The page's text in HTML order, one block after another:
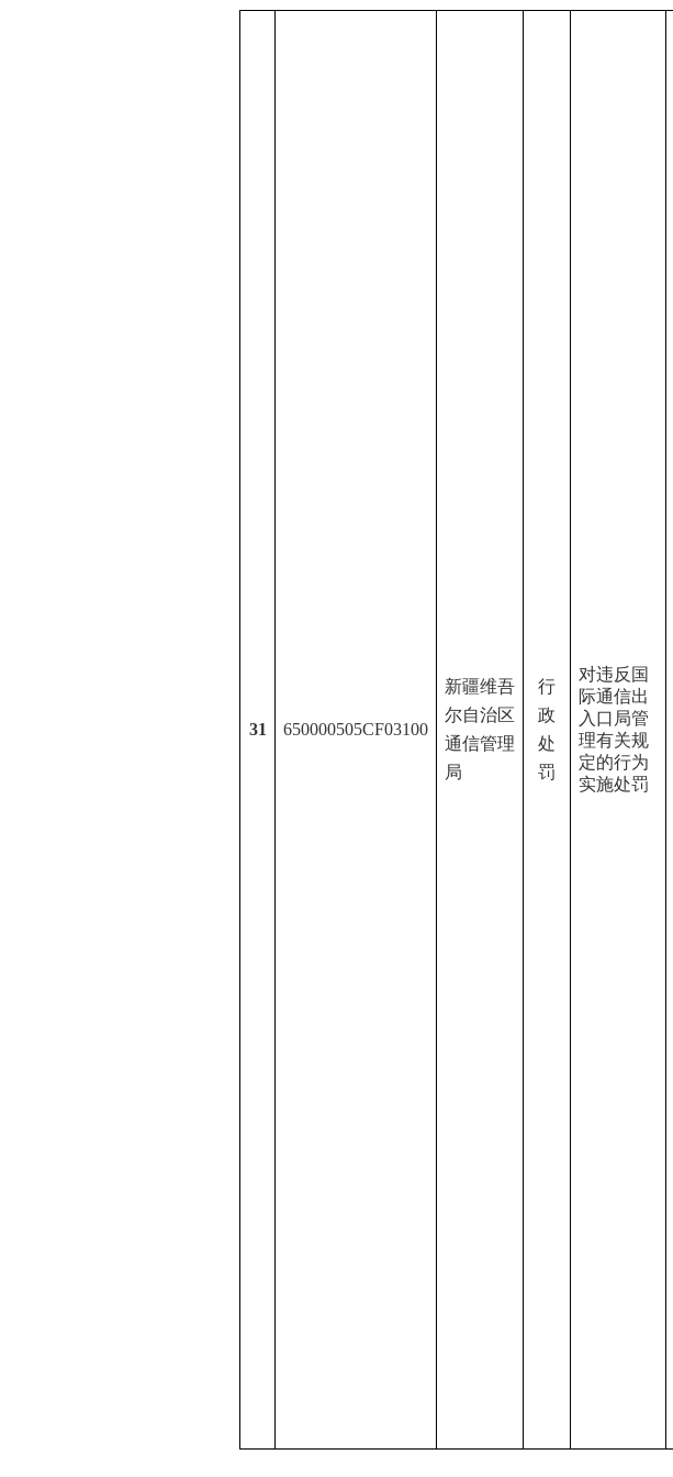
31 650000505CF03100
新疆维吾
尔自治区
通信管理
局
行
政
处
罚
对违反国
际通信出
入口局管
理有关规
定的行为
实施处罚